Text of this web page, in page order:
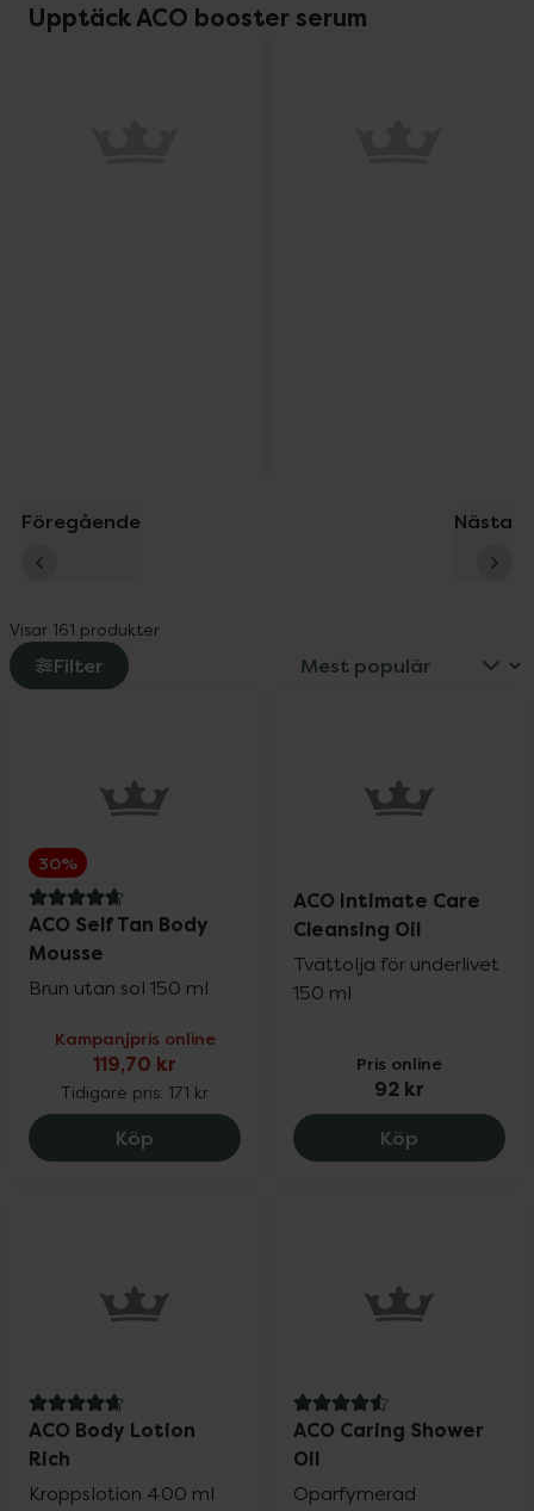
Upptäck ACO booster serum
Föregående Nästa
Visar 161 produkter
Filter
30%
4.8 av 5 i omdöme
ACO Self Tan Body
Mousse
Brun utan sol 150 ml
Kampanjpris online
119,70 kr
Tidigare pris: 171 kr
Köp ACO Self Tan Body Mousse, 119.7 kr.
ACO Intimate Care
Cleansing Oil
Tvättolja för underlivet
150 ml
Pris online
92 kr
Köp ACO
4.7 av 5 i omdöme
ACO Body Lotion
Rich
Kroppslotion 400 ml
4.6 av 5 i omdöme
ACO Caring Shower
Oil
Oparfymerad